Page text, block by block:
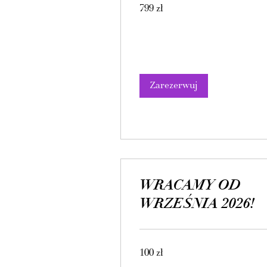
799
złotych
799 zł
Zarezerwuj
WRACAMY OD
WRZEŚNIA 2026!
100
złotych
100 zł